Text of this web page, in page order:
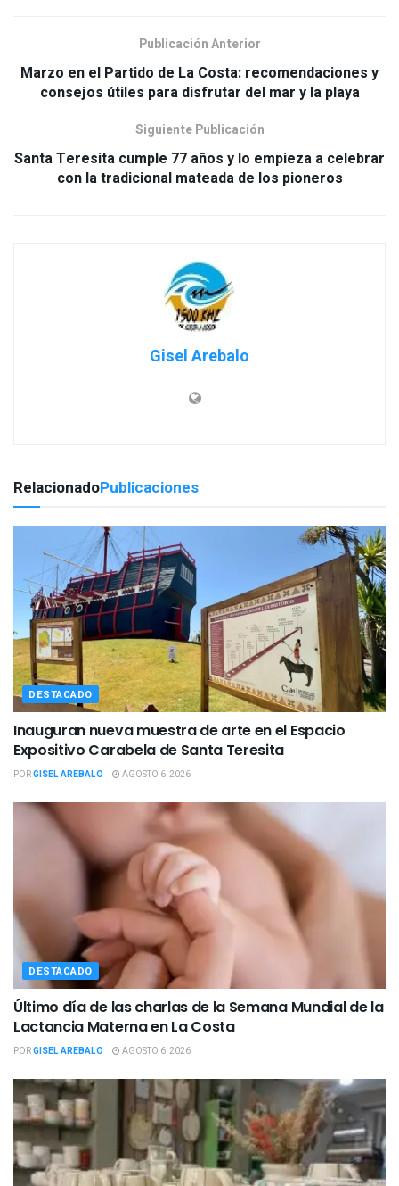
Publicación Anterior
Marzo en el Partido de La Costa: recomendaciones y
consejos útiles para disfrutar del mar y la playa
Siguiente Publicación
Santa Teresita cumple 77 años y lo empieza a celebrar
con la tradicional mateada de los pioneros
Gisel Arebalo
RelacionadoPublicaciones
DESTACADO
Inauguran nueva muestra de arte en el Espacio
Expositivo Carabela de Santa Teresita
PORGISEL AREBALO AGOSTO 6, 2026
DESTACADO
Último día de las charlas de la Semana Mundial de la
Lactancia Materna en La Costa
PORGISEL AREBALO AGOSTO 6, 2026